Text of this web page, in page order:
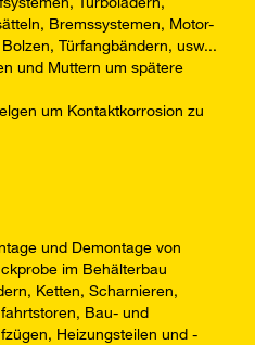
Bremssystemen, Motor-
Türfangbändern, usw...
und Muttern um spätere
um Kontaktkorrosion zu
und Demontage von
im Behälterbau
Ketten, Scharnieren,
Bau- und
Heizungsteilen und -